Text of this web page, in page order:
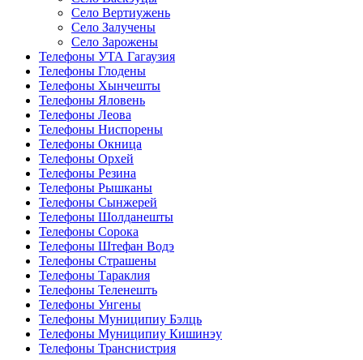
Село Вертиужень
Село Залучены
Село Зарожены
Телефоны УТА Гагаузия
Телефоны Глодены
Телефоны Хынчешты
Телефоны Яловень
Телефоны Леова
Телефоны Ниспорены
Телефоны Окница
Телефоны Орхей
Телефоны Резина
Телефоны Рышканы
Телефоны Сынжерей
Телефоны Шолданешты
Телефоны Сорока
Телефоны Штефан Водэ
Телефоны Страшены
Телефоны Тараклия
Телефоны Теленешть
Телефоны Унгены
Телефоны Муниципиу Бэлць
Телефоны Муниципиу Кишинэу
Телефоны Транснистрия